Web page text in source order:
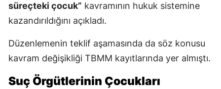
süreçteki çocuk” kavramının hukuk sistemine
kazandırıldığını açıkladı.
Düzenlemenin teklif aşamasında da söz konusu
kavram değişikliği TBMM kayıtlarında yer almıştı.
Suç Örgütlerinin Çocukları